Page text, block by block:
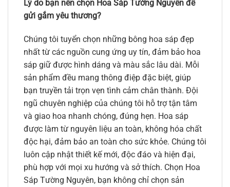
Lý do bạn nên chọn Hoa Sáp Tường Nguyên để
gửi gắm yêu thương?
Chúng tôi tuyển chọn những bông hoa sáp đẹp
nhất từ các nguồn cung ứng uy tín, đảm bảo hoa
sáp giữ được hình dáng và màu sắc lâu dài. Mỗi
sản phẩm đều mang thông điệp đặc biệt, giúp
bạn truyền tải trọn vẹn tình cảm chân thành. Đội
ngũ chuyên nghiệp của chúng tôi hỗ trợ tận tâm
và giao hoa nhanh chóng, đúng hẹn. Hoa sáp
được làm từ nguyên liệu an toàn, không hóa chất
độc hại, đảm bảo an toàn cho sức khỏe. Chúng tôi
luôn cập nhật thiết kế mới, độc đáo và hiện đại,
phù hợp với mọi xu hướng và sở thích. Chọn Hoa
Sáp Tường Nguyên, bạn không chỉ chọn sản